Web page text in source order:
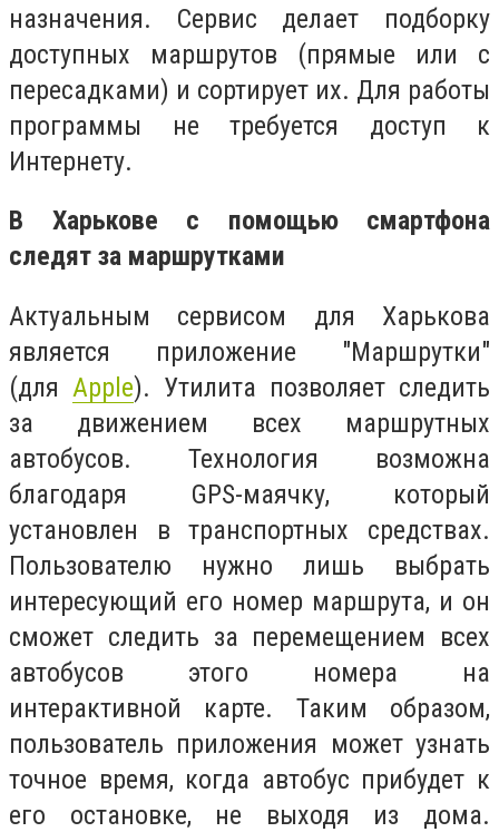
назначения. Сервис делает подборку
доступных маршрутов (прямые или с
пересадками) и сортирует их. Для работы
программы не требуется доступ к
Интернету.
В Харькове с помощью смартфона
следят за маршрутками
Актуальным сервисом для Харькова
является приложение "Маршрутки"
(для Apple). Утилита позволяет следить
за движением всех маршрутных
автобусов. Технология возможна
благодаря GPS-маячку, который
установлен в транспортных средствах.
Пользователю нужно лишь выбрать
интересующий его номер маршрута, и он
сможет следить за перемещением всех
автобусов этого номера на
интерактивной карте. Таким образом,
пользователь приложения может узнать
точное время, когда автобус прибудет к
его остановке, не выходя из дома.